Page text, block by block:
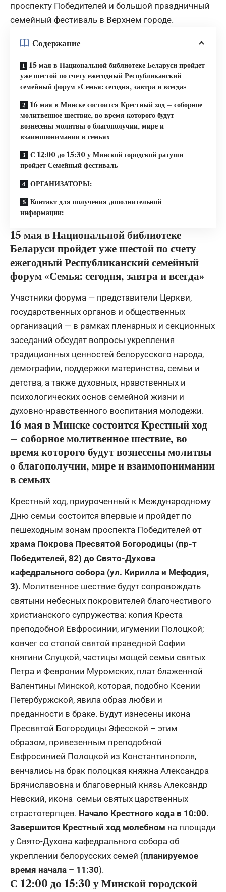
проспекту Победителей и большой праздничный
семейный фестиваль в Верхнем городе.
Содержание
15 мая в Национальной библиотеке Беларуси пройдет
уже шестой по счету ежегодный Республиканский
семейный форум «Семья: сегодня, завтра и всегда»
16 мая в Минске состоится Крестный ход – соборное
молитвенное шествие, во время которого будут
вознесены молитвы о благополучии, мире и
взаимопонимании в семьях
С 12:00 до 15:30 у Минской городской ратуши
пройдет Семейный фестиваль
ОРГАНИЗАТОРЫ:
Контакт для получения дополнительной
информации:
15 мая в Национальной библиотеке
Беларуси пройдет уже шестой по счету
ежегодный Республиканский семейный
форум «Семья: сегодня, завтра и всегда»
Участники форума — представители Церкви,
государственных органов и общественных
организаций — в рамках пленарных и секционных
заседаний обсудят вопросы укрепления
традиционных ценностей белорусского народа,
демографии, поддержки материнства, семьи и
детства, а также духовных, нравственных и
психологических основ семейной жизни и
духовно-нравственного воспитания молодежи.
16 мая в Минске состоится Крестный ход
– соборное молитвенное шествие, во
время которого будут вознесены молитвы
о благополучии, мире и взаимопонимании
в семьях
Крестный ход, приуроченный к Международному
Дню семьи состоится впервые и пройдет по
пешеходным зонам проспекта Победителей от
храма Покрова Пресвятой Богородицы (пр-т
Победителей, 82) до Свято-Духова
кафедрального собора (ул. Кирилла и Мефодия,
3). Молитвенное шествие будут сопровождать
святыни небесных покровителей благочестивого
христианского супружества: копия Креста
преподобной Евфросинии, игумении Полоцкой;
ковчег со стопой святой праведной Софии
княгини Слуцкой, частицы мощей семьи святых
Петра и Февронии Муромских, плат блаженной
Валентины Минской, которая, подобно Ксении
Петербуржской, явила образ любви и
преданности в браке. Будут изнесены икона
Пресвятой Богородицы Эфесской – этим
образом, привезенным преподобной
Евфросинией Полоцкой из Константинополя,
венчались на брак полоцкая княжна Александра
Брячиславовна и благоверный князь Александр
Невский, икона семьи святых царственных
страстотерпцев. Начало Крестного хода в 10:00.
Завершится Крестный ход молебном на площади
у Свято-Духова кафедрального собора об
укреплении белорусских семей (планируемое
время начала – 11:30).
С 12:00 до 15:30 у Минской городской